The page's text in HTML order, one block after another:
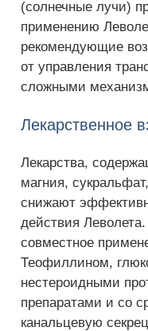
(солнечные лучи)
применению
рекомендующие
от управления
сложными
Лекарственное
Лекарства,
магния,
снижают
действия
совместное
Теофиллином,
нестероидными
препаратами и со
канальцевую